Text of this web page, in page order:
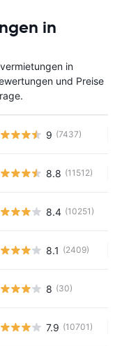
in
in
und Preise
9 (7437)
8.8 (11512)
8.4 (10251)
8.1 (2409)
8 (30)
7.9 (10701)